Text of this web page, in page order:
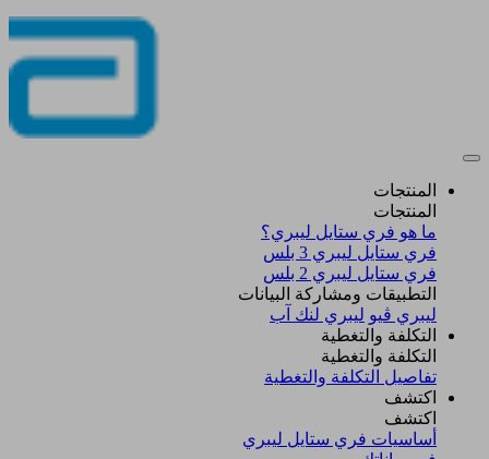
المنتجات
المنتجات
ما هو فري ستايل ليبري؟
فري ستايل ليبري 3 بلس​
فري ستايل ليبري 2 بلس​
التطبيقات ومشاركة البيانات
ليبري ڤيو ليبري لنك آب
التكلفة والتغطية
التكلفة والتغطية
تفاصيل التكلفة والتغطية
اكتشف​
اكتشف​
أساسيات فري ستايل ليبري